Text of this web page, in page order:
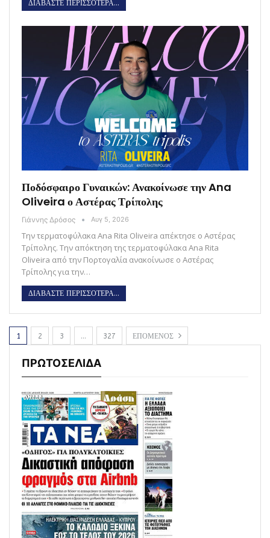
ΔΙΑΒΑΣΤΕ ΠΕΡΙΣΣΟΤΕΡΑ...
Ποδόσφαιρο Γυναικών: Ανακοίνωσε την Ana
Oliveira ο Αστέρας Τρίπολης
Γιάννης Δρόσος Αυγ 5, 2026
Την τερματοφύλακα Ana Rita Oliveira απέκτησε ο Αστέρας
Τρίπολης. Την απόκτηση της τερματοφύλακα Ana Rita
Oliveira από την Πορτογαλία ανακοίνωσε ο Αστέρας
Τρίπολης για την…
ΔΙΑΒΑΣΤΕ ΠΕΡΙΣΣΟΤΕΡΑ...
1 2 3 … 327 ΕΠΟΜΕΝΟΣ
ΠΡΩΤΟΣΕΛΙΔΑ